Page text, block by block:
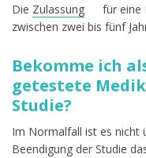
Die Zulassung
für eine
zwischen zwei bis fünf
Bekomme ich
getestete
Studie?
Im Normalfall ist es nicht
Beendigung der Studie